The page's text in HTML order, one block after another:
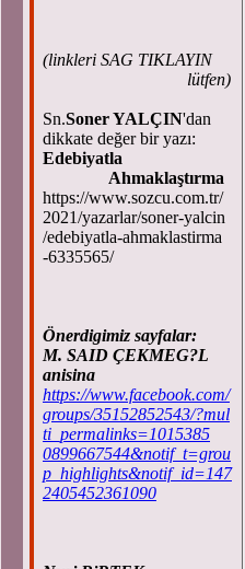
(linkleri SAG TIKLAYIN
lütfen)
Sn.Soner YALÇIN'dan
dikkate değer bir yazı:
Edebiyatla
Ahmaklaştırma
https://www.sozcu.com.tr/
2021/yazarlar/soner-yalcin
/edebiyatla-ahmaklastirma
-6335565/
Önerdigimiz sayfalar:
M. SAID ÇEKMEG?L
anisina
https://www.facebook.com/
groups/35152852543/?mul
ti_permalinks=1015385
0899667544&notif_t=grou
p_highlights&notif_id=147
2405452361090